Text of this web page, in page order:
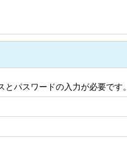
パスワードの入力が必要です。